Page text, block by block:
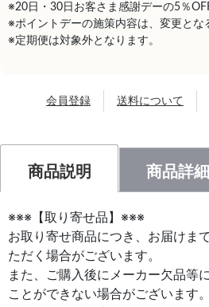
※20日・30日お客さま感謝デーの5％
※ポイントデーの施策内容は、変更とな
※定期便は対象外となります。
会員登録 送料について
商品説明 商品詳細
※※※【取り寄せ品】※※※
お取り寄せ商品につき、お届けま
ただく場合がございます。
また、ご購入後にメーカー欠品等
ことができない場合がございます。